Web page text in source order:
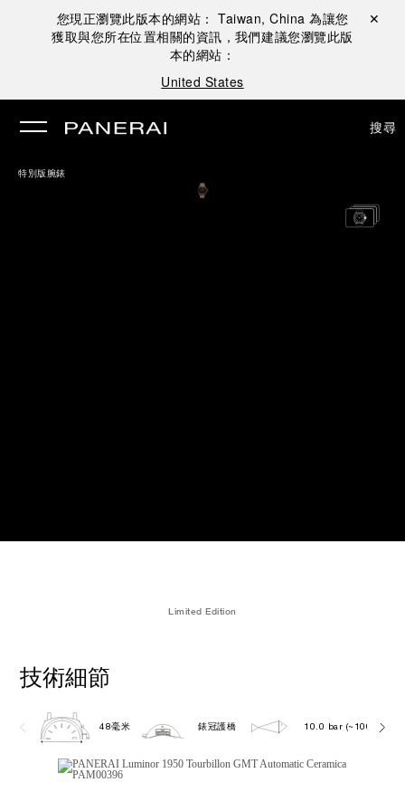
您現正瀏覽此版本的網站： Taiwan, China 為讓您
獲取與您所在位置相關的資訊，我們建議您瀏覽此版
本的網站：
United States
關閉 ✕
搜尋
特別版腕錶
Limited Edition
技術細節
48毫米 錶冠護橋 10.0 bar (~100.0